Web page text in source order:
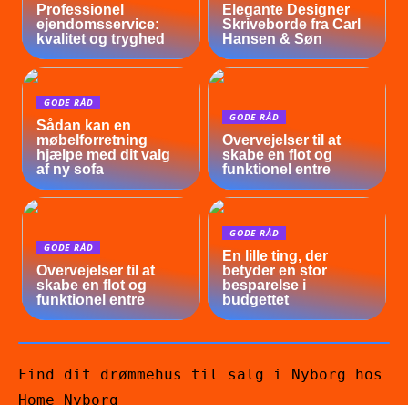
Professionel
ejendomsservice:
kvalitet og tryghed
Elegante Designer
Skriveborde fra Carl
Hansen & Søn
GODE RÅD
Sådan kan en
møbelforretning
hjælpe med dit valg
af ny sofa
GODE RÅD
Overvejelser til at
skabe en flot og
funktionel entre
GODE RÅD
Overvejelser til at
skabe en flot og
funktionel entre
GODE RÅD
En lille ting, der
betyder en stor
besparelse i
budgettet
Find dit drømmehus til salg i Nyborg hos
Home Nyborg